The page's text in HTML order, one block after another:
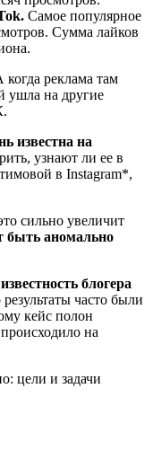
Самое популярное
Сумма лайков
реклама там
ушла на другие
известна на
узнают ли ее в
в Instagram*,
сильно увеличит
быть аномально
блогера
часто были
кейс полон
на
цели и задачи